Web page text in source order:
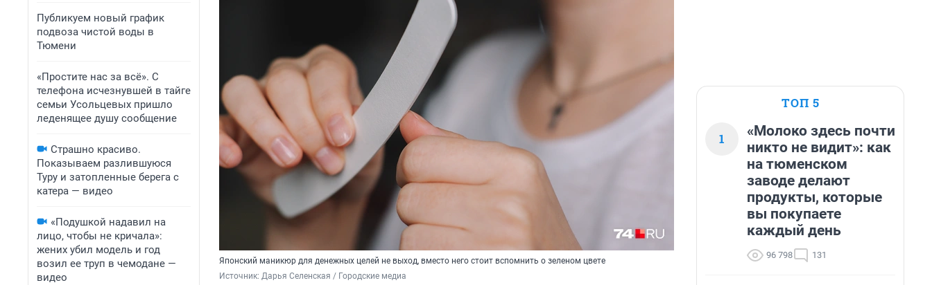
Публикуем новый график
подвоза чистой воды в
Тюмени
«Простите нас за всё». С
телефона исчезнувшей в тайге
семьи Усольцевых пришло
леденящее душу сообщение
Страшно красиво.
Показываем разлившуюся
Туру и затопленные берега с
катера — видео
«Подушкой надавил на
лицо, чтобы не кричала»:
жених убил модель и год
возил ее труп в чемодане —
видео
Японский маникюр для денежных целей не выход, вместо него стоит вспомнить о зеленом цвете
Источник: Дарья Селенская / Городские медиа
ТОП 5
1
«Молоко здесь почти
никто не видит»: как
на тюменском
заводе делают
продукты, которые
вы покупаете
каждый день
96 798 131